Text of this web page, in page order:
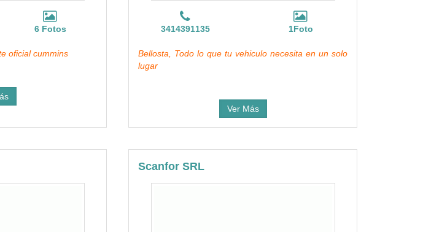
6 Fotos
oficial cummins
3414391135 1Foto
Bellosta, Todo lo que tu vehiculo necesita en un solo
lugar
Ver Más
Scanfor SRL